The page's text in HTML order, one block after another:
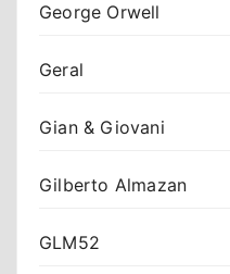
George Orwell
Geral
Gian & Giovani
Gilberto Almazan
GLM52